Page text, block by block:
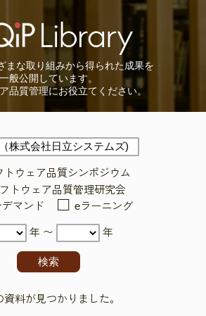
まな取り組みから得られた成果を
一般公開しています。
品質管理にお役立てください。
トウェア品質シンポジウム
トウェア品質管理研究会
マンド
eラーニング
年 〜 年
資料が見つかりました。